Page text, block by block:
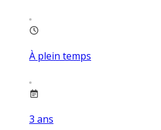
À plein temps
3 ans